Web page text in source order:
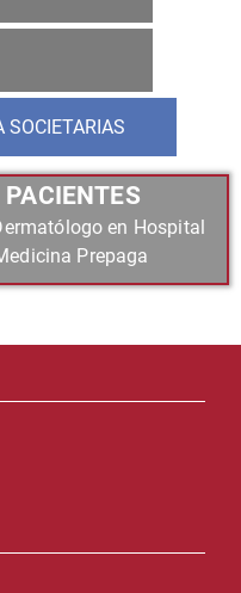
SOCIETARIAS
en Hospital
Prepaga